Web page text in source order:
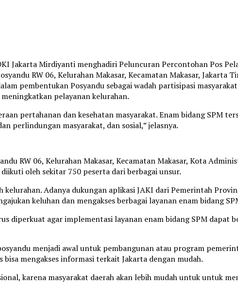
Jakarta Mirdiyanti menghadiri Peluncuran Percontohan Pos
RW 06, Kelurahan Makasar, Kecamatan Makasar, Jakarta
pembentukan Posyandu sebagai wadah partisipasi
pelayanan kelurahan.
pertahanan dan kesehatan masyarakat. Enam bidang SPM
perlindungan masyarakat, dan sosial,” jelasnya.
RW 06, Kelurahan Makasar, Kecamatan Makasar, Kota
oleh sekitar 750 peserta dari berbagai unsur.
Adanya dukungan aplikasi JAKI dari Pemerintah
keluhan dan mengakses berbagai layanan enam bidang
diperkuat agar implementasi layanan enam bidang SPM dapat
menjadi awal untuk pembangunan atau program
mengakses informasi terkait Jakarta dengan mudah.
karena masyarakat daerah akan lebih mudah untuk untuk